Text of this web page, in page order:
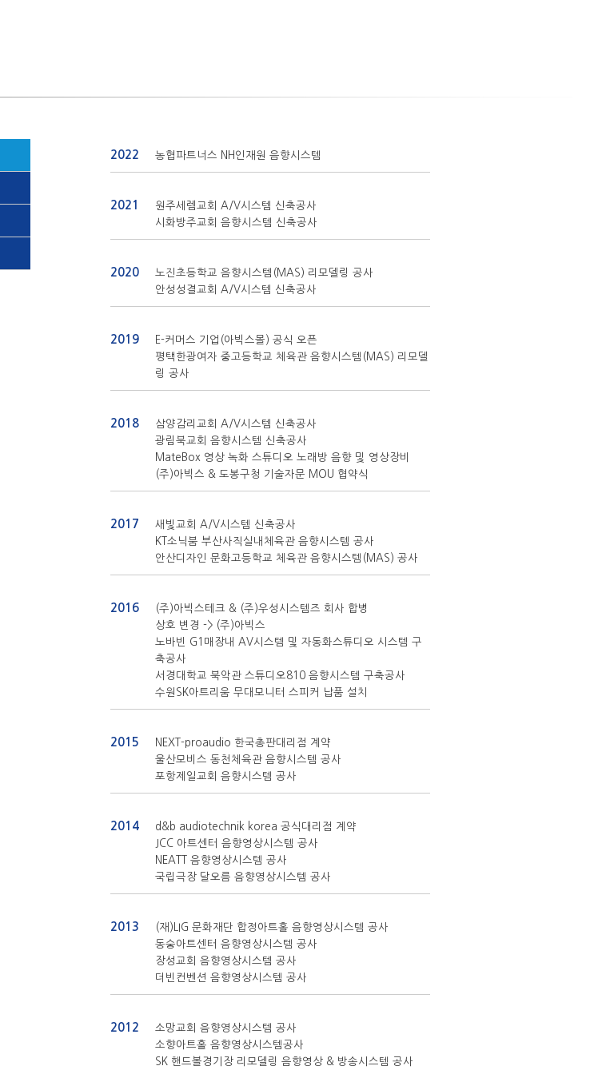
2022 농협파트너스 NH인재원 음향시스템
2021
원주세렘교회 A/V시스템 신축공사
시화방주교회 음향시스템 신축공사
2020
노진초등학교 음향시스템(MAS) 리모델링 공사
안성성결교회 A/V시스템 신축공사
2019
E-커머스 기업(아빅스몰) 공식 오픈
평택한광여자 중고등학교 체육관 음향시스템(MAS) 리모델
링 공사
2018
삼양감리교회 A/V시스템 신축공사
광림북교회 음향시스템 신축공사
MateBox 영상 녹화 스튜디오 노래방 음향 및 영상장비
(주)아빅스 & 도봉구청 기술자문 MOU 협약식
2017
새빛교회 A/V시스템 신축공사
KT소닉붐 부산사직실내체육관 음향시스템 공사
안산디자인 문화고등학교 체육관 음향시스템(MAS) 공사
2016
(주)아빅스테크 & (주)우성시스템즈 회사 합병
상호 변경 -> (주)아빅스
노바빈 G1매장내 AV시스템 및 자동화스튜디오 시스템 구
축공사
서경대학교 북악관 스튜디오810 음향시스템 구축공사
수원SK아트리움 무대모니터 스피커 납품 설치
2015
NEXT-proaudio 한국총판대리점 계약
울산모비스 동천체육관 음향시스템 공사
포항제일교회 음향시스템 공사
2014
d&b audiotechnik korea 공식대리점 계약
JCC 아트센터 음향영상시스템 공사
NEATT 음향영상시스템 공사
국립극장 달오름 음향영상시스템 공사
2013
(재)LIG 문화재단 합정아트홀 음향영상시스템 공사
동숭아트센터 음향영상시스템 공사
장성교회 음향영상시스템 공사
더빈컨벤션 음향영상시스템 공사
2012
소망교회 음향영상시스템 공사
소향아트홀 음향영상시스템공사
SK 핸드볼경기장 리모델링 음향영상 & 방송시스템 공사